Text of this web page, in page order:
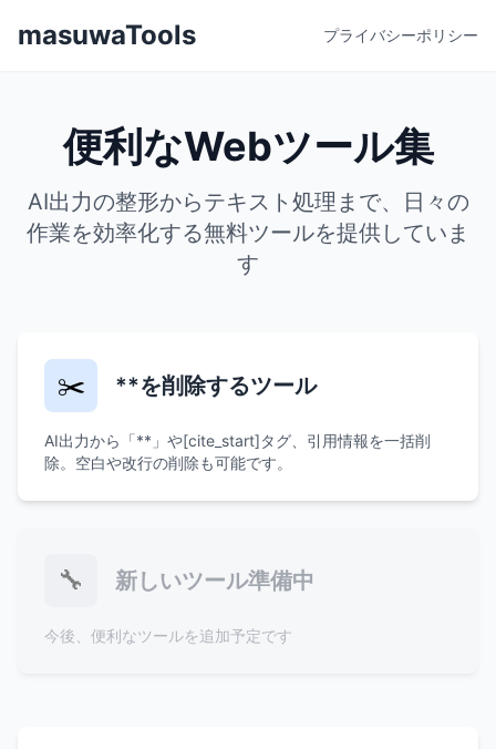
masuwaTools プライバシーポリシー
便利なWebツール集
AI出力の整形からテキスト処理まで、日々の
作業を効率化する無料ツールを提供していま
す
✂️ **を削除するツール
AI出力から「**」や[cite_start]タグ、引用情報を一括削
除。空白や改行の削除も可能です。
🔧 新しいツール準備中
今後、便利なツールを追加予定です